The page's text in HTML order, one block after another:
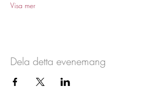
Visa mer
Dela detta evenemang